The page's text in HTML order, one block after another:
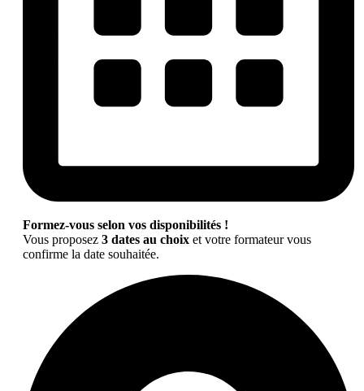
Formez-vous selon vos disponibilités !
Vous proposez 3 dates au choix et votre formateur vous
confirme la date souhaitée.